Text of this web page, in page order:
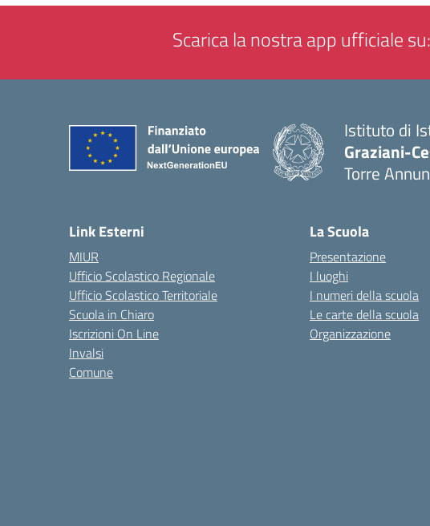
Scarica la nostra app ufficiale su:
Istituto di
Graziani-
Torre
Link Esterni
MIUR
Ufficio Scolastico Regionale
Ufficio Scolastico Territoriale
Scuola in Chiaro
Iscrizioni On Line
Invalsi
Comune
La Scuola
Presentazione
I luoghi
I numeri della scuola
Le carte della scuola
Organizzazione